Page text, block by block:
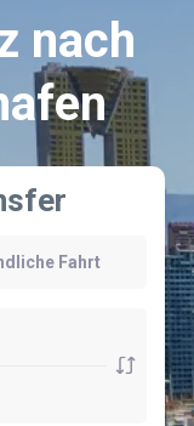
nach
Fahrt